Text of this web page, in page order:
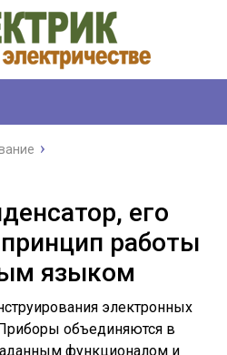
его
работы
языком
электронных
объединяются в
функционалом и